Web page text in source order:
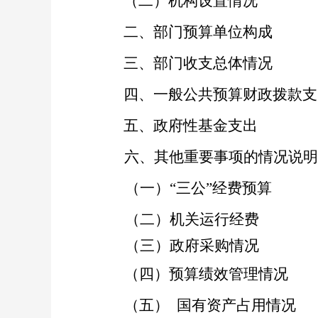
二、 部门预算单位构成
三、 部门收支总体情况
四、 一般公共预算财政拨款
五、 政府性基金支出
六、其他重要事项的情况说明
（一） “三公”经费预算
（二） 机关运行经费
（三） 政府采购情况
（四）预算绩效管理情况
（五）
国有资产占用情况